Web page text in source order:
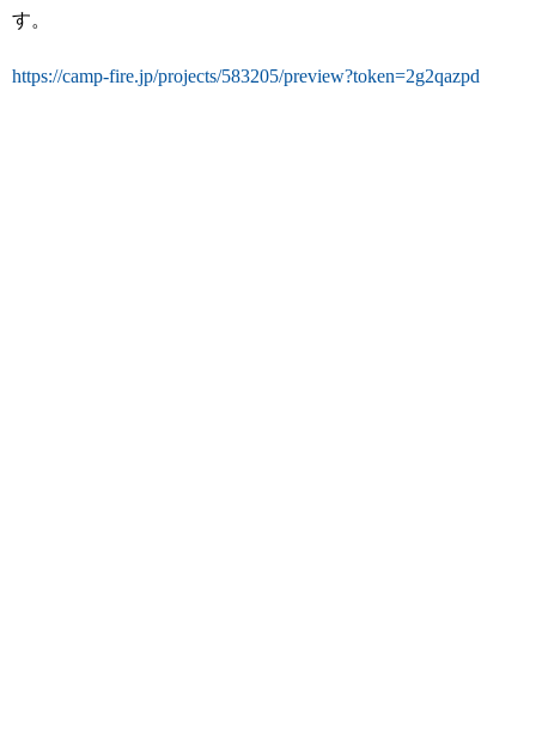
す。
https://camp-fire.jp/projects/583205/preview?token=2g2qazpd